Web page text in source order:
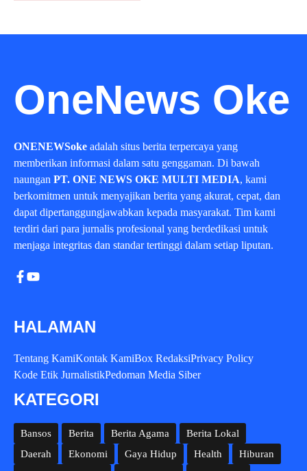
OneNews Oke
ONENEWSoke adalah situs berita terpercaya yang
memberikan informasi dalam satu genggaman. Di bawah
naungan PT. ONE NEWS OKE MULTI MEDIA, kami
berkomitmen untuk menyajikan berita yang akurat, cepat, dan
dapat dipertanggungjawabkan kepada masyarakat. Tim kami
terdiri dari para jurnalis profesional yang berdedikasi untuk
menjaga integritas dan standar tertinggi dalam setiap liputan.
HALAMAN
Tentang KamiKontak KamiBox RedaksiPrivacy Policy
Kode Etik JurnalistikPedoman Media Siber
KATEGORI
Bansos Berita Berita Agama
Berita Lokal
Daerah
Ekonomi Gaya Hidup Health
Hiburan